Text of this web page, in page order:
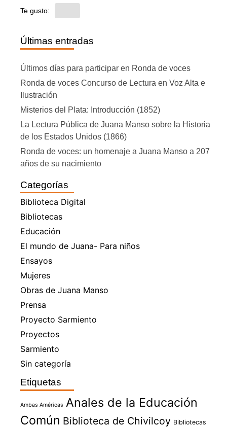
Te gusto:
Últimas entradas
Últimos días para participar en Ronda de voces
Ronda de voces Concurso de Lectura en Voz Alta e
Ilustración
Misterios del Plata: Introducción (1852)
La Lectura Pública de Juana Manso sobre la Historia
de los Estados Unidos (1866)
Ronda de voces: un homenaje a Juana Manso a 207
años de su nacimiento
Categorías
Biblioteca Digital
Bibliotecas
Educación
El mundo de Juana- Para niños
Ensayos
Mujeres
Obras de Juana Manso
Prensa
Proyecto Sarmiento
Proyectos
Sarmiento
Sin categoría
Etiquetas
Ambas Américas Anales de la Educación
Común Biblioteca de Chivilcoy Bibliotecas